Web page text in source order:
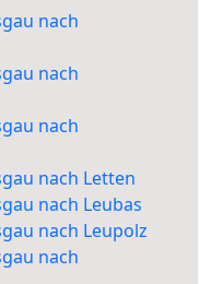
nach
nach
nach
nach Letten
nach Leubas
nach Leupolz
nach